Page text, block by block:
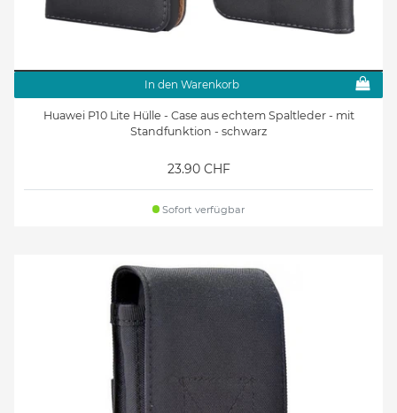
In den Warenkorb
Huawei P10 Lite Hülle - Case aus echtem Spaltleder - mit
Standfunktion - schwarz
23.90 CHF
Sofort verfügbar